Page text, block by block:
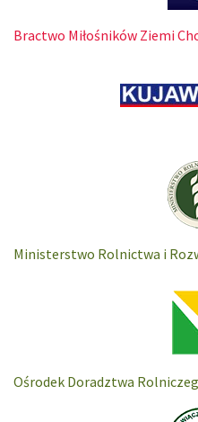
Bractwo Miłośników Ziemi
Ministerstwo Rolnictwa i
Ośrodek Doradztwa